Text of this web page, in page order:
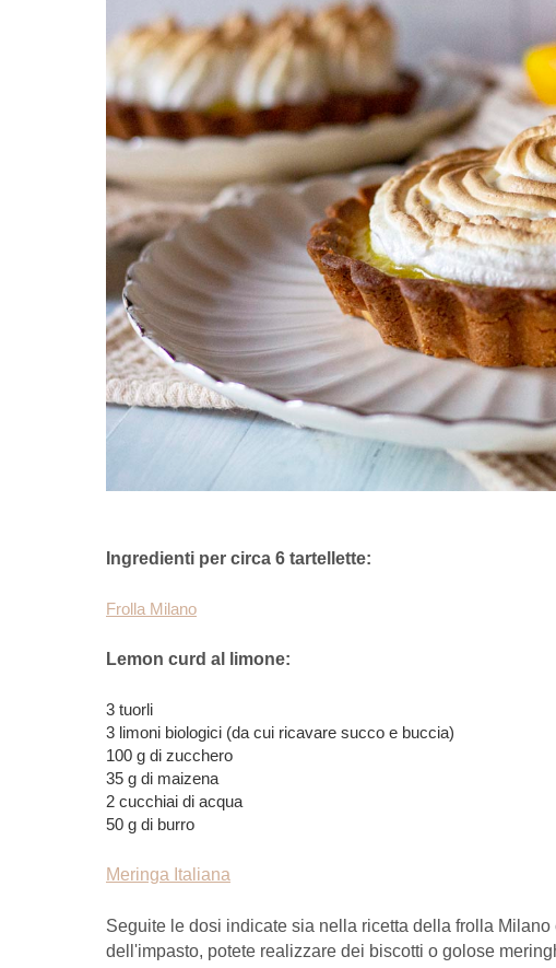
Ingredienti per circa 6 tartellette:
Frolla Milano
Lemon curd al limone:
3 tuorli
3 limoni biologici (da cui ricavare succo e buccia)
100 g di zucchero
35 g di maizena
2 cucchiai di acqua
50 g di burro
Meringa Italiana
Seguite le dosi indicate sia nella ricetta della frolla
dell'impasto, potete realizzare dei biscotti o golose